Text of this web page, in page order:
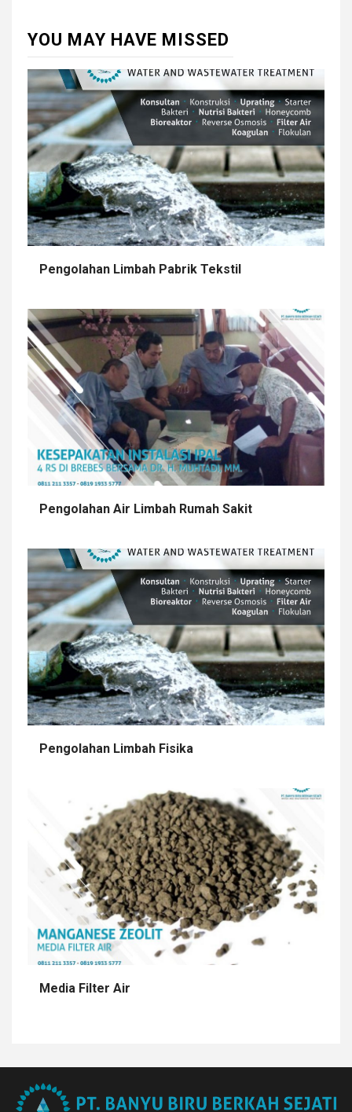
YOU MAY HAVE MISSED
Pengolahan Limbah Pabrik Tekstil
Pengolahan Air Limbah Rumah Sakit
Pengolahan Limbah Fisika
Media Filter Air